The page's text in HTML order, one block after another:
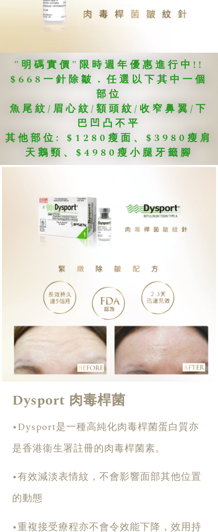
"明碼實價"限時週年優惠進行中!!
$668一針除皺．任選以下其中一個
部位
魚尾紋/眉心紋/額頭紋/收窄鼻翼/下
巴凹凸不平
其他部位: $1280瘦面、$3980瘦肩
天鵝頸、$4980瘦小腿牙籤腳
Dysport 肉毒桿菌
•Dysport是一種高純化肉毒桿菌蛋白質亦
是香港衞生署註冊的肉毒桿菌素。
•有效減淡表情紋，不會影響面部其他位置
的動態
•重複接受療程亦不會令效能下降，效用持